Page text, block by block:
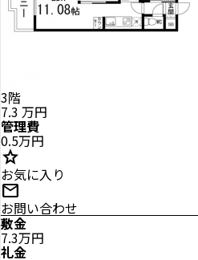
3階
7.3 万円
管理費
0.5万円
star
お気に入り
mail
お問い合わせ
敷金
7.3万円
礼金